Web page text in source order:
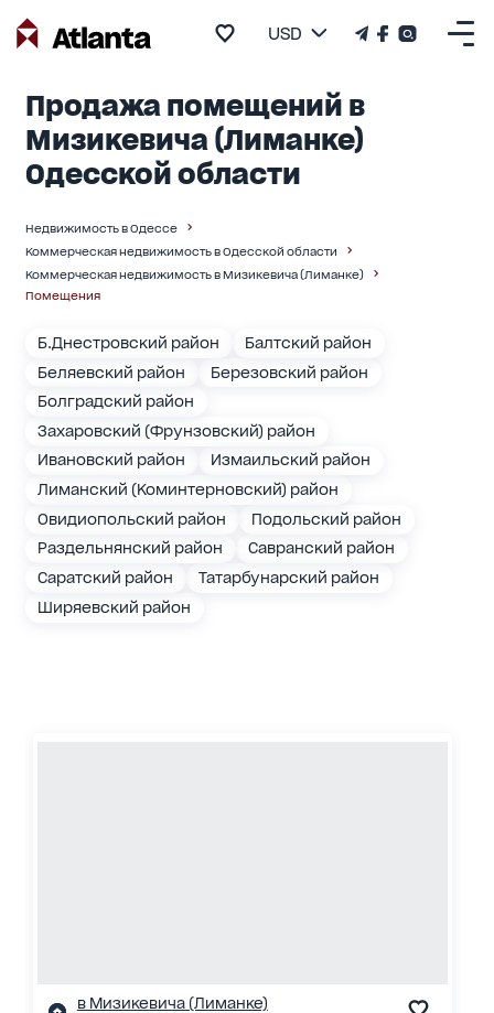
USD
Продажа помещений в
Мизикевича (Лиманке)
Одесской области
Недвижимость в Одессе
Коммерческая недвижимость в Одесской области
Коммерческая недвижимость в Мизикевича (Лиманке)
Помещения
Б.Днестровский район
Балтский район
Беляевский район
Березовский район
Болградский район
Захаровский (Фрунзовский) район
Ивановский район
Измаильский район
Лиманский (Коминтерновский) район
Овидиопольский район
Подольский район
Раздельнянский район
Савранский район
Саратский район
Татарбунарский район
Ширяевский район
в Мизикевича (Лиманке)